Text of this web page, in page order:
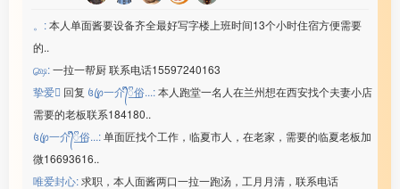
。:本人单面酱要设备齐全最好写字楼上班时间13个小时住宿方便需要
的..
௸:一拉一帮厨 联系电话15597240163
挚爱 回复 ꧔ꦿ℘一介᭄ᩚ꯭ᩚ俗...:本人跑堂一名人在兰州想在西安找个夫妻小店
需要的老板联系184180..
꧔ꦿ℘一介᭄ᩚ꯭ᩚ俗...:单面匠找个工作，临夏市人，在老家，需要的临夏老板加
微16693616..
唯爱封心:求职，本人面酱两口一拉一跑汤，工月月清，联系电话